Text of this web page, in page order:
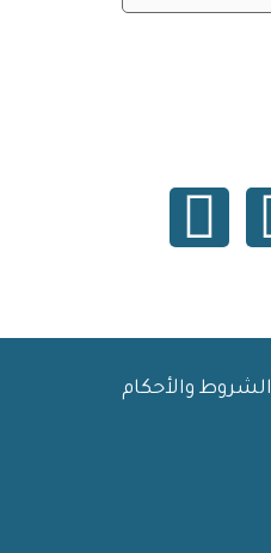
الشروط والأحكام